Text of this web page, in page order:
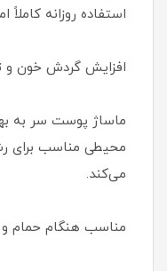
استفاده روزانه
افزایش گردش خون و
ماساژ پوست سر به
محیطی مناسب برای
می‌کند.
مناسب هنگام حمام